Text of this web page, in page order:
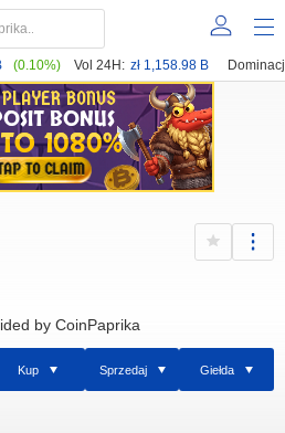
(0.10%) Vol 24H: zł 1,158.98 B
by CoinPaprika
Kup Sprzedaj Giełda